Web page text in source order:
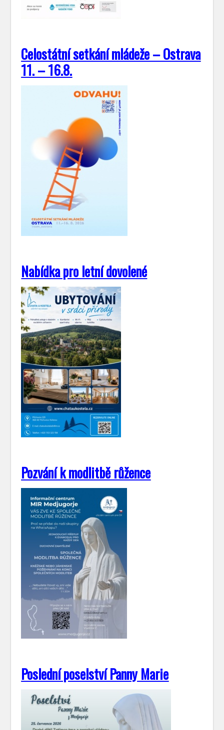
Celostátní setkání mládeže – Ostrava
11. – 16.8.
Nabídka pro letní dovolené
Pozvání k modlitbě růžence
Poslední poselství Panny Marie